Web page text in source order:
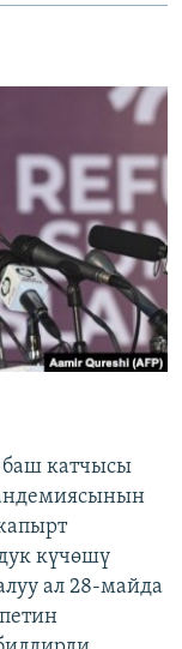
катчысы
күчөшү
ал 28-майда